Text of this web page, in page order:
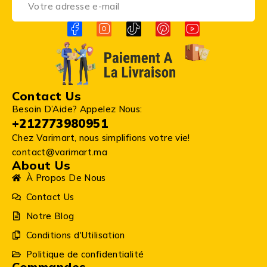
Contact Us
Besoin D’Aide? Appelez Nous:
+212773980951
Chez Varimart, nous simplifions votre vie!
contact@varimart.ma
About Us
À Propos De Nous
Contact Us
Notre Blog
Conditions d'Utilisation
Politique de confidentialité